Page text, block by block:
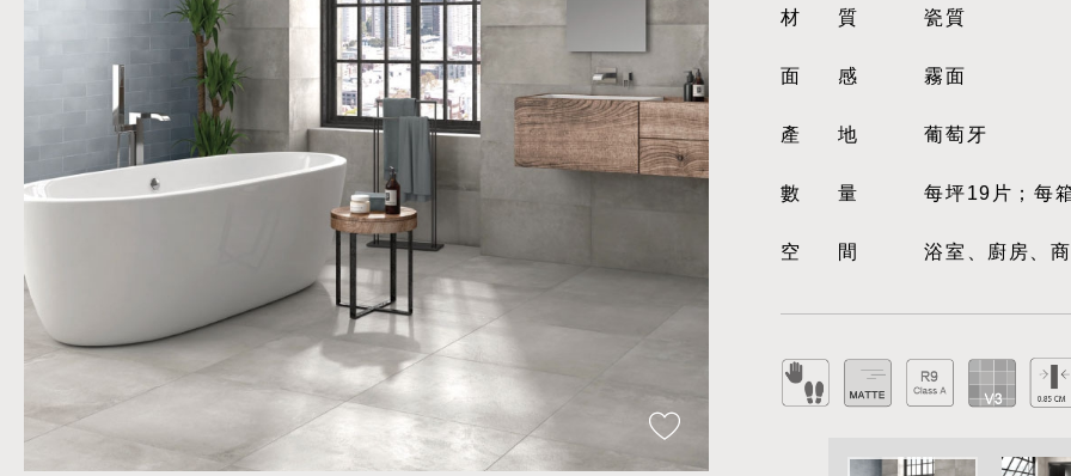
材質 瓷質
面感 霧面
產地 葡萄牙
數量 每坪19片；每
空間 浴室、廚房、